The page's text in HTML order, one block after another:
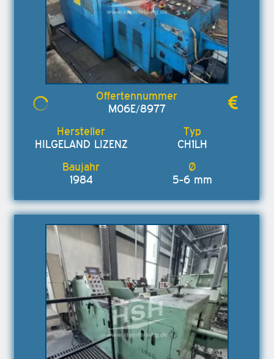
M06E/8977
HILGELAND LIZENZ CH1LH
1984 5-6 mm